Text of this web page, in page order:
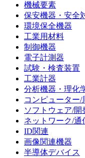
機械要素
保安機器・安全
環境保全機器
工業用材料
制御機器
電子計測器
試験・検査装置
工業計器
分析機器・理化
コンピューター/
ソフトウェア/開
ネットワーク/通
ID関連
画像関連機器
半導体デバイス